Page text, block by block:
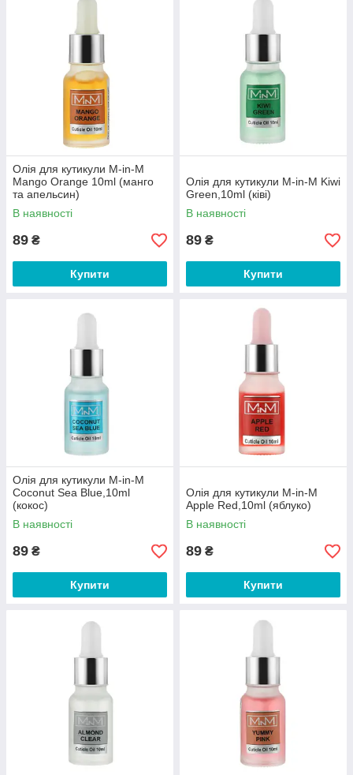
Олія для кутикули M-in-M
Mango Orange 10ml (манго
та апельсин)
В наявності
89 ₴
Купити
Олія для кутикули M-in-M Kiwi
Green,10ml (ківі)
В наявності
89 ₴
Купити
Олія для кутикули M-in-M
Coconut Sea Blue,10ml
(кокос)
В наявності
89 ₴
Купити
Олія для кутикули M-in-M
Apple Red,10ml (яблуко)
В наявності
89 ₴
Купити